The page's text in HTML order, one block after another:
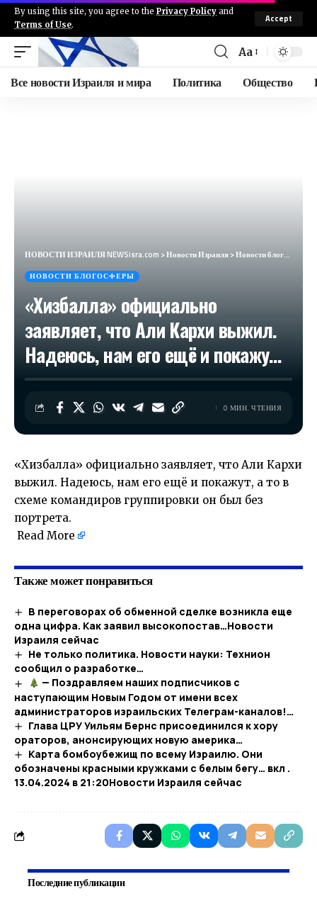
By using this site, you agree to the Privacy Policy and
Terms of Use.
Accept
Aa
Все новости Израиля и мира Политика Общество
НОВОСТИ ИЗРАИЛЯ NEWSisra.com >Новости Израиля>Новости блогосферы
НОВОСТИ БЛОГОСФЕРЫ
«Хизбалла» официально
заявляет, что Али Кархи выжил.
Надеюсь, нам его ещё и покажу…
0 МИН. ЧТЕНИЯ
«Хизбалла» официально заявляет, что Али Кархи
выжил. Надеюсь, нам его ещё и покажут, а то в
схеме командиров группировки он был без
портрета.
Read More
Также может понравиться
В переговорах об обменной сделке возникла еще
одна цифра. Как заявил высокопостав…​Новости
Израиля сейчас
Не только политика. Новости науки: Технион
сообщил о разработке…
— Поздравляем наших подписчиков с
наступающим Новым Годом от имени всех
администраторов израильских Телеграм-каналов!…
Глава ЦРУ Уильям Бернс присоединился к хору
ораторов, анонсирующих новую америка…
Карта бомбоубежищ по всему Израилю. Они
обозначены красными кружками с белым бегу… вкл .
13.04.2024 в 21:20​Новости Израиля сейчас
Последние публикации